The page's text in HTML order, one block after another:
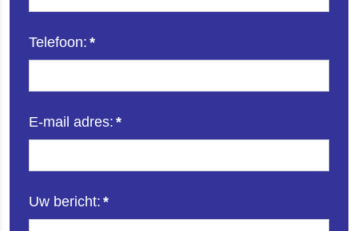
Telefoon: *
E-mail adres: *
Uw bericht: *